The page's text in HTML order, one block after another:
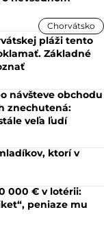
Chorvátsko
pláži tento
Základné
návšteve obchodu
znechutená:
veľa ľudí
ktorí v
000 € v lotérii:
peniaze mu